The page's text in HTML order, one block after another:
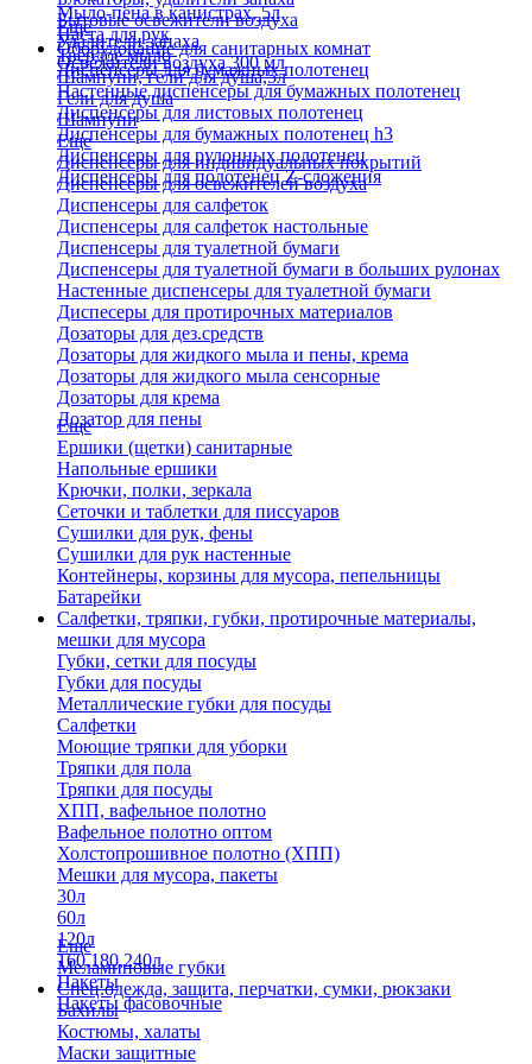
Мыло-пена в канистрах, 5л
Паста для рук
Твердое мыло
Шампуни, гели для душа,5л
Гели для душа
Шампуни
Бытовые освежители воздуха
Удалители запаха
Освежители воздуха 300 мл
Еще
Оборудование для санитарных комнат
Диспенсеры для бумажных полотенец
Настенные диспенсеры для бумажных полотенец
Диспенсеры для листовых полотенец
Диспенсеры для бумажных полотенец h3
Диспенсеры для рулонных полотенец
Диспенсеры для полотенец Z-сложения
Еще
Диспенсеры для индивидуальных покрытий
Диспенсеры для освежителей воздуха
Диспенсеры для салфеток
Диспенсеры для салфеток настольные
Диспенсеры для туалетной бумаги
Диспенсеры для туалетной бумаги в больших рулонах
Настенные диспенсеры для туалетной бумаги
Диспесеры для протирочных материалов
Дозаторы для дез.средств
Дозаторы для жидкого мыла и пены, крема
Дозаторы для жидкого мыла сенсорные
Дозаторы для крема
Дозатор для пены
Еще
Ершики (щетки) санитарные
Напольные ершики
Крючки, полки, зеркала
Сеточки и таблетки для писсуаров
Сушилки для рук, фены
Сушилки для рук настенные
Контейнеры, корзины для мусора, пепельницы
Батарейки
Салфетки, тряпки, губки, протирочные материалы,
мешки для мусора
Губки, сетки для посуды
Губки для посуды
Металлические губки для посуды
Салфетки
Моющие тряпки для уборки
Тряпки для пола
Тряпки для посуды
ХПП, вафельное полотно
Вафельное полотно оптом
Холстопрошивное полотно (ХПП)
Мешки для мусора, пакеты
30л
60л
120л
160,180,240л
Пакеты
Пакеты фасовочные
Еще
Меламиновые губки
Спец.одежда, защита, перчатки, сумки, рюкзаки
Бахилы
Костюмы, халаты
Маски защитные